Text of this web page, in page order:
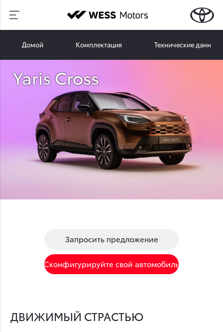
Домой Комплектация Технические данные
Yaris Cross
Запросить предложение
Сконфигурируйте свой автомобиль
ДВИЖИМЫЙ СТРАСТЬЮ